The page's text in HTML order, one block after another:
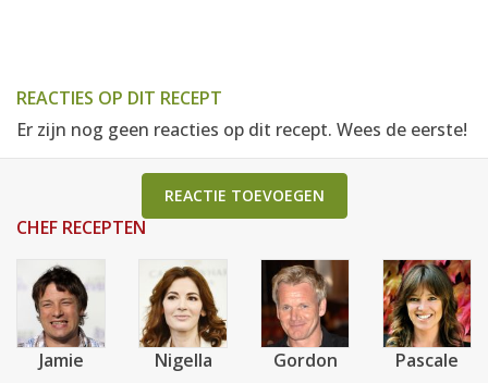
REACTIES OP DIT RECEPT
Er zijn nog geen reacties op dit recept. Wees de eerste!
REACTIE TOEVOEGEN
CHEF RECEPTEN
Jamie Nigella Gordon Pascale